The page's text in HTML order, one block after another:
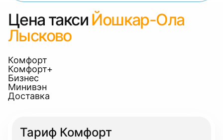
Цена такси Йошкар-Ола
Лысково
Комфорт
Комфорт+
Бизнес
Минивэн
Доставка
Тариф Комфорт